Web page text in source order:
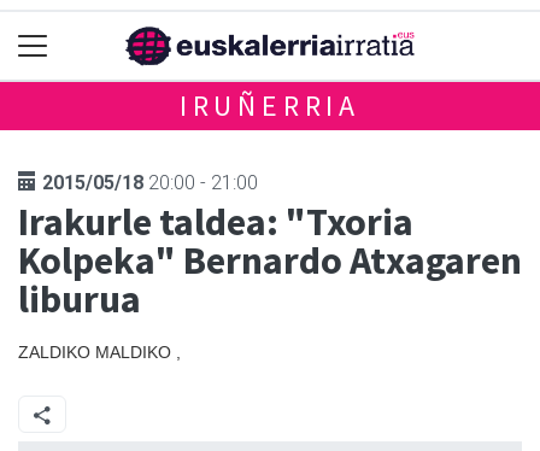
IRUÑERRIA
2015/05/18 20:00 - 21:00
Irakurle taldea: "Txoria
Kolpeka" Bernardo Atxagaren
liburua
ZALDIKO MALDIKO ,